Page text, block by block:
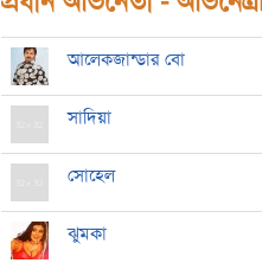
আলেকজান্ডার বো
সাদিয়া
সোহেল
ঝুমকা